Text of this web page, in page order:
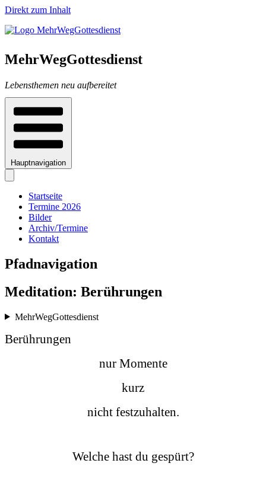
Direkt zum Inhalt
MehrWegGottesdienst
Lebensthemen neu aufbereitet
Hauptnavigation
Startseite
Termine 2026
Bilder
Archiv/Termine
Kontakt
Pfadnavigation
Meditation: Berührungen
MehrWegGottesdienst
Berührungen
nur Momente
kurz
nicht festzuhalten.
Welche hast du gespürt?